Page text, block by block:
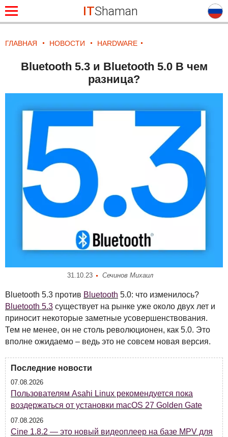
ITShaman
ГЛАВНАЯ НОВОСТИ HARDWARE
Bluetooth 5.3 и Bluetooth 5.0 В чем
разница?
31.10.23 Сечинов Михаил
Bluetooth 5.3 против Bluetooth 5.0: что изменилось?
Bluetooth 5.3 существует на рынке уже около двух лет и
приносит некоторые заметные усовершенствования.
Тем не менее, он не столь революционен, как 5.0. Это
вполне ожидаемо – ведь это не совсем новая версия.
Последние новости
07.08.2026
Пользователям Asahi Linux рекомендуется пока
воздержаться от установки macOS 27 Golden Gate
07.08.2026
Cine 1.8.2 — это новый видеоплеер на базе MPV для